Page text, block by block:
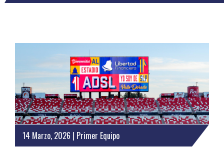
14 Marzo, 2026 | Primer Equipo